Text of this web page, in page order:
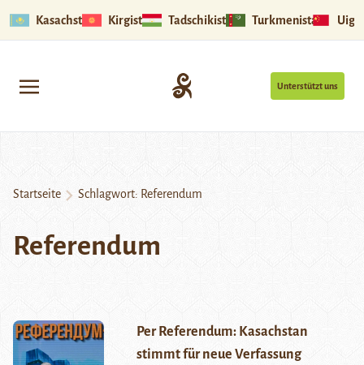
Kasachstan Kirgistan Tadschikistan Turkmenistan
Unterstützt uns
Startseite Schlagwort: Referendum
Referendum
Per Referendum: Kasachstan
stimmt für neue Verfassung